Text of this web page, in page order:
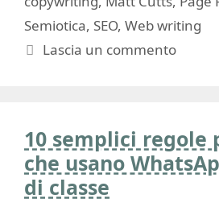
Semiotica, SEO, Web writing
Lascia un commento
10 semplici regole
che usano
di classe